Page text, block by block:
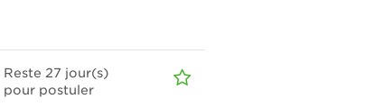
Reste 27 jour(s)
pour postuler